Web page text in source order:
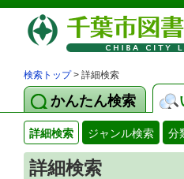
検索トップ> 詳細検索
かんたん検索
詳細検索 ジャンル検索 分
詳細検索